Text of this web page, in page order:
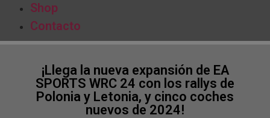
Shop
Contacto
¡Llega la nueva expansión de EA
SPORTS WRC 24 con los rallys de
Polonia y Letonia, y cinco coches
nuevos de 2024!